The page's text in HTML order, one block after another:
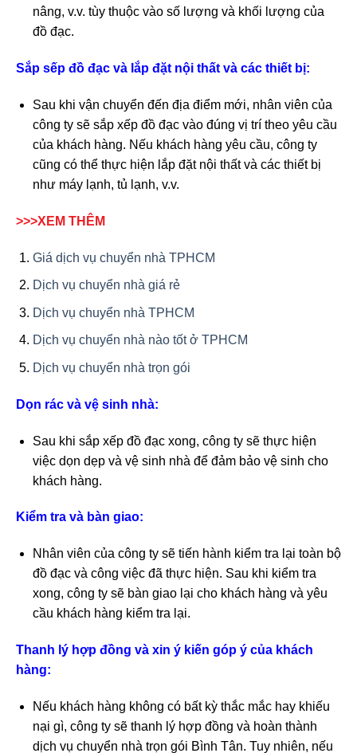
nâng, v.v. tùy thuộc vào số lượng và khối lượng của
đồ đạc.
Sắp sếp đồ đạc và lắp đặt nội thất và các thiết bị:
Sau khi vận chuyển đến địa điểm mới, nhân viên của
công ty sẽ sắp xếp đồ đạc vào đúng vị trí theo yêu cầu
của khách hàng. Nếu khách hàng yêu cầu, công ty
cũng có thể thực hiện lắp đặt nội thất và các thiết bị
như máy lạnh, tủ lạnh, v.v.
>>>XEM THÊM
Giá dịch vụ chuyển nhà TPHCM
Dịch vụ chuyển nhà giá rẻ
Dịch vụ chuyển nhà TPHCM
Dịch vụ chuyển nhà nào tốt ở TPHCM
Dịch vụ chuyển nhà trọn gói
Dọn rác và vệ sinh nhà:
Sau khi sắp xếp đồ đạc xong, công ty sẽ thực hiện
việc dọn dẹp và vệ sinh nhà để đảm bảo vệ sinh cho
khách hàng.
Kiểm tra và bàn giao:
Nhân viên của công ty sẽ tiến hành kiểm tra lại toàn bộ
đồ đạc và công việc đã thực hiện. Sau khi kiểm tra
xong, công ty sẽ bàn giao lại cho khách hàng và yêu
cầu khách hàng kiểm tra lại.
Thanh lý hợp đồng và xin ý kiến góp ý của khách
hàng:
Nếu khách hàng không có bất kỳ thắc mắc hay khiếu
nại gì, công ty sẽ thanh lý hợp đồng và hoàn thành
dịch vụ chuyển nhà trọn gói Bình Tân. Tuy nhiên, nếu